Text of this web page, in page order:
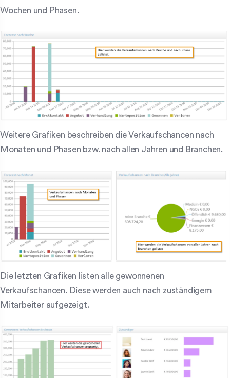
Wochen und Phasen.
Weitere Grafiken beschreiben die Verkaufschancen nach
Monaten und Phasen bzw. nach allen Jahren und Branchen.
Die letzten Grafiken listen alle gewonnenen
Verkaufschancen. Diese werden auch nach zuständigem
Mitarbeiter aufgezeigt.